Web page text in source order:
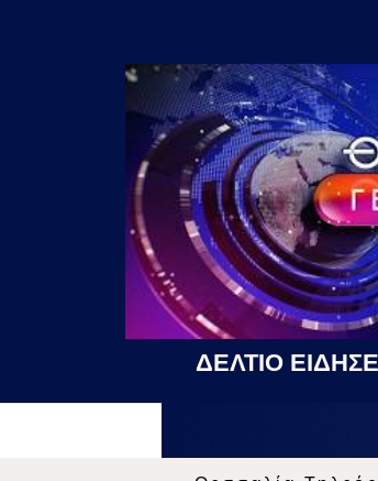
ΔΕΛΤΙΟ